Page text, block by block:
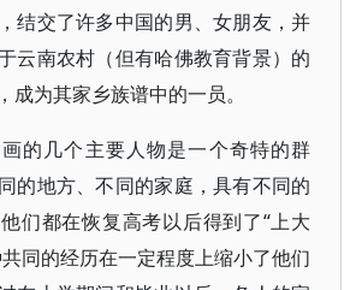
结交了许多中国的男、女朋友，并
云南农村（但有哈佛教育背景）的
成为其家乡族谱中的一员。
的几个主要人物是一个奇特的群
的地方、不同的家庭，具有不同的
们都在恢复高考以后得到了“上大
同的经历在一定程度上缩小了他们